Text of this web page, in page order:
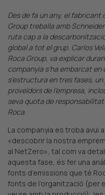
Des de fa un any, el
Group treballa amb
ruta cap a la
global a tot el grup. Carlos
Roca Group, va explicar
companyia s’ha embarcat
s’estructura en tres fases,
proveïdors de l’empresa,
seva quota de
Roca.
La companyia es troba avui
«descobrir la nostra
al NetZero», tal com va
aquesta fase, és fer una
fonts d’emissions que té
fonts de l’organització (per